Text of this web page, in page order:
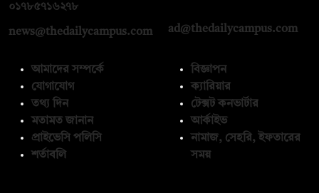
০১৭৮৫৭১৬২৭৮
news@thedailycampus.com ad@thedailycampus.com
আমাদের সম্পর্কে
যোগাযোগ
তথ্য দিন
মতামত জানান
প্রাইভেসি পলিসি
শর্তাবলি
বিজ্ঞাপন
ক্যারিয়ার
টেক্সট কনভার্টার
আর্কাইভ
নামাজ, সেহরি, ইফতারের
সময়